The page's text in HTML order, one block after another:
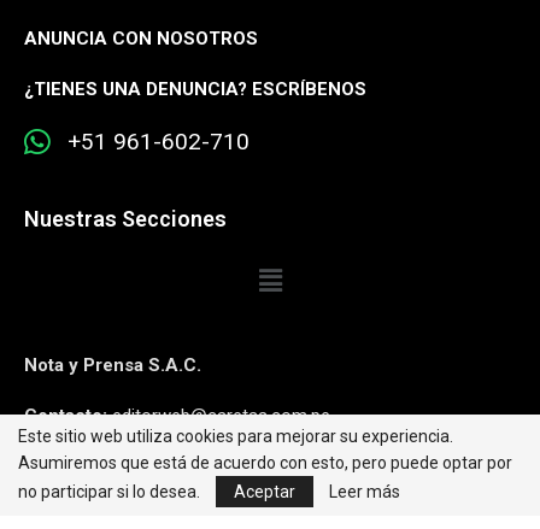
ANUNCIA CON NOSOTROS
¿TIENES UNA DENUNCIA? ESCRÍBENOS
+51 961-602-710
Nuestras Secciones
Nota y Prensa S.A.C.
Contacto:editorweb@caretas.com.pe
Síguenos:
Este sitio web utiliza cookies para mejorar su experiencia.
Asumiremos que está de acuerdo con esto, pero puede optar por
no participar si lo desea.
Aceptar Leer más